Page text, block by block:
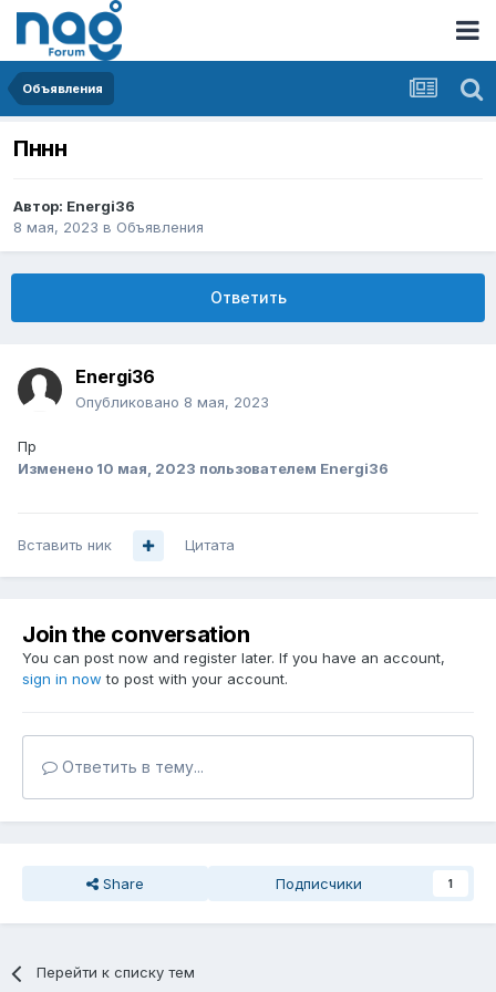
Объявления
Пннн
Автор: Energi36
8 мая, 2023 в Объявления
Ответить
Energi36
Опубликовано 8 мая, 2023
Пр
Изменено 10 мая, 2023 пользователем Energi36
Вставить ник Цитата
Join the conversation
You can post now and register later. If you have an account,
sign in now to post with your account.
Ответить в тему...
Share Подписчики 1
Перейти к списку тем